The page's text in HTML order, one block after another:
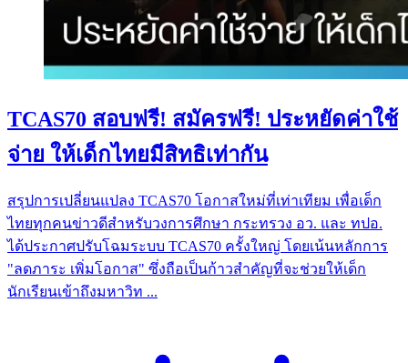
TCAS70 สอบฟรี! สมัครฟรี! ประหยัดค่าใช้
จ่าย ให้เด็กไทยมีสิทธิเท่ากัน
สรุปการเปลี่ยนแปลง TCAS70 โอกาสใหม่ที่เท่าเทียม เพื่อเด็ก
ไทยทุกคนข่าวดีสำหรับวงการศึกษา กระทรวง อว. และ ทปอ.
ได้ประกาศปรับโฉมระบบ TCAS70 ครั้งใหญ่ โดยเน้นหลักการ
"ลดภาระ เพิ่มโอกาส" ซึ่งถือเป็นก้าวสำคัญที่จะช่วยให้เด็ก
นักเรียนเข้าถึงมหาวิท ...